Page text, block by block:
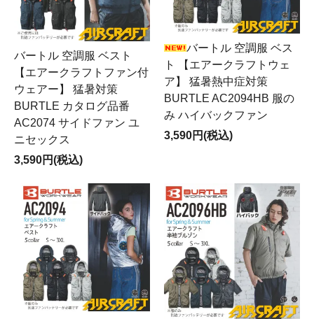
バートル 空調服 ベスト
【エアークラフトファン付
ウェアー】 猛暑対策
BURTLE カタログ品番
AC2074 サイドファン ユ
ニセックス
3,590円(税込)
バートル 空調服 ベス
ト 【エアークラフトウェ
ア】 猛暑熱中症対策
BURTLE AC2094HB 服の
み ハイバックファン
3,590円(税込)